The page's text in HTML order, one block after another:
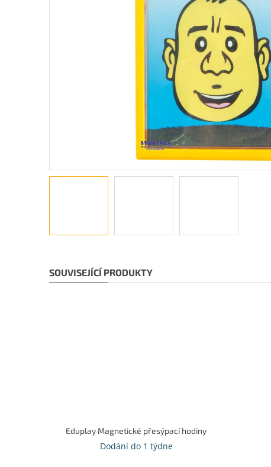
SOUVISEJÍCÍ PRODUKTY
Eduplay Magnetické přesýpací hodiny
Dodání do 1 týdne